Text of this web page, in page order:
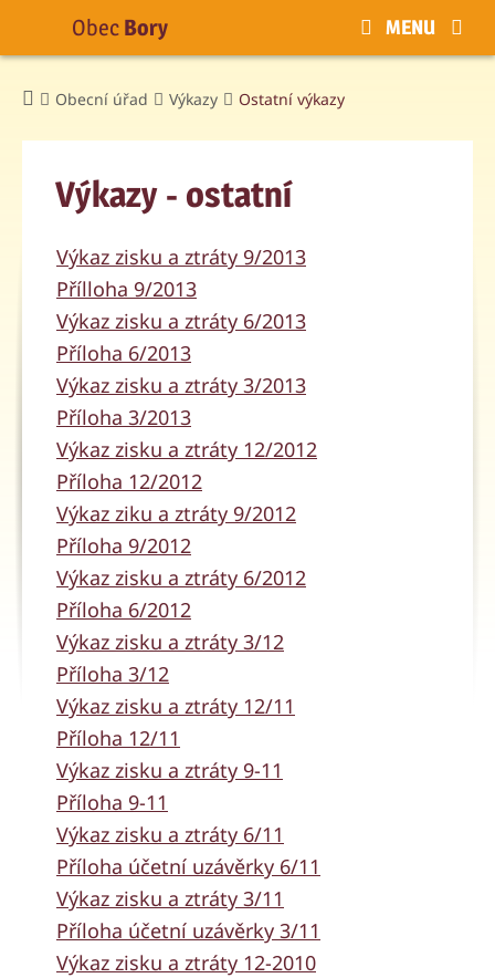
Obecní úřad Výkazy Ostatní výkazy
Výkazy - ostatní
Výkaz zisku a ztráty 9/2013
Přílloha 9/2013
Výkaz zisku a ztráty 6/2013
Příloha 6/2013
Výkaz zisku a ztráty 3/2013
Příloha 3/2013
Výkaz zisku a ztráty 12/2012
Příloha 12/2012
Výkaz ziku a ztráty 9/2012
Příloha 9/2012
Výkaz zisku a ztráty 6/2012
Příloha 6/2012
Výkaz zisku a ztráty 3/12
Příloha 3/12
Výkaz zisku a ztráty 12/11
Příloha 12/11
Výkaz zisku a ztráty 9-11
Příloha 9-11
Výkaz zisku a ztráty 6/11
Příloha účetní uzávěrky 6/11
Výkaz zisku a ztráty 3/11
Příloha účetní uzávěrky 3/11
Výkaz zisku a ztráty 12-2010
Obec Bory MENU